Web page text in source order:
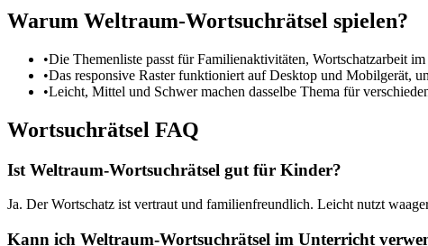
Warum Weltraum-Wortsuchrätsel spielen?
•Die Themenliste passt für Familienaktivitäten, Wortschatzarbeit
•Das responsive Raster funktioniert auf Desktop und Mobilgerät,
•Leicht, Mittel und Schwer machen dasselbe Thema für
Wortsuchrätsel FAQ
Ist Weltraum-Wortsuchrätsel gut für Kinder?
Ja. Der Wortschatz ist vertraut und familienfreundlich. Leicht nutzt
Kann ich Weltraum-Wortsuchrätsel im Unterricht